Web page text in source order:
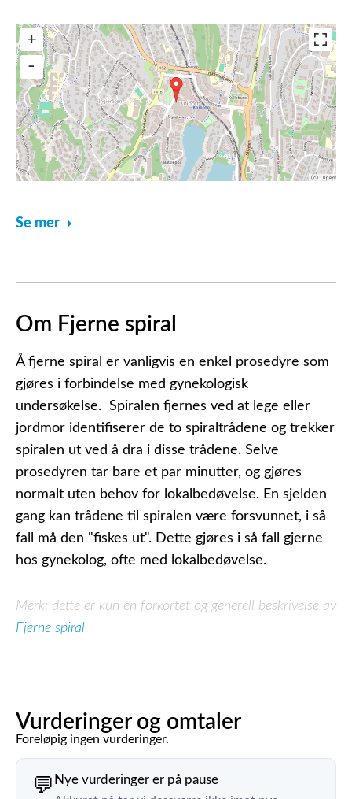
Se mer
Om Fjerne spiral
Å fjerne spiral er vanligvis en enkel prosedyre som
gjøres i forbindelse med gynekologisk
undersøkelse. Spiralen fjernes ved at lege eller
jordmor identifiserer de to spiraltrådene og trekker
spiralen ut ved å dra i disse trådene. Selve
prosedyren tar bare et par minutter, og gjøres
normalt uten behov for lokalbedøvelse. En sjelden
gang kan trådene til spiralen være forsvunnet, i så
fall må den "fiskes ut". Dette gjøres i så fall gjerne
hos gynekolog, ofte med lokalbedøvelse.
Merk: dette er kun en forkortet og generell beskrivelse av
Fjerne spiral.
Vurderinger og omtaler
Foreløpig ingen vurderinger.
💬 Nye vurderinger er på pause